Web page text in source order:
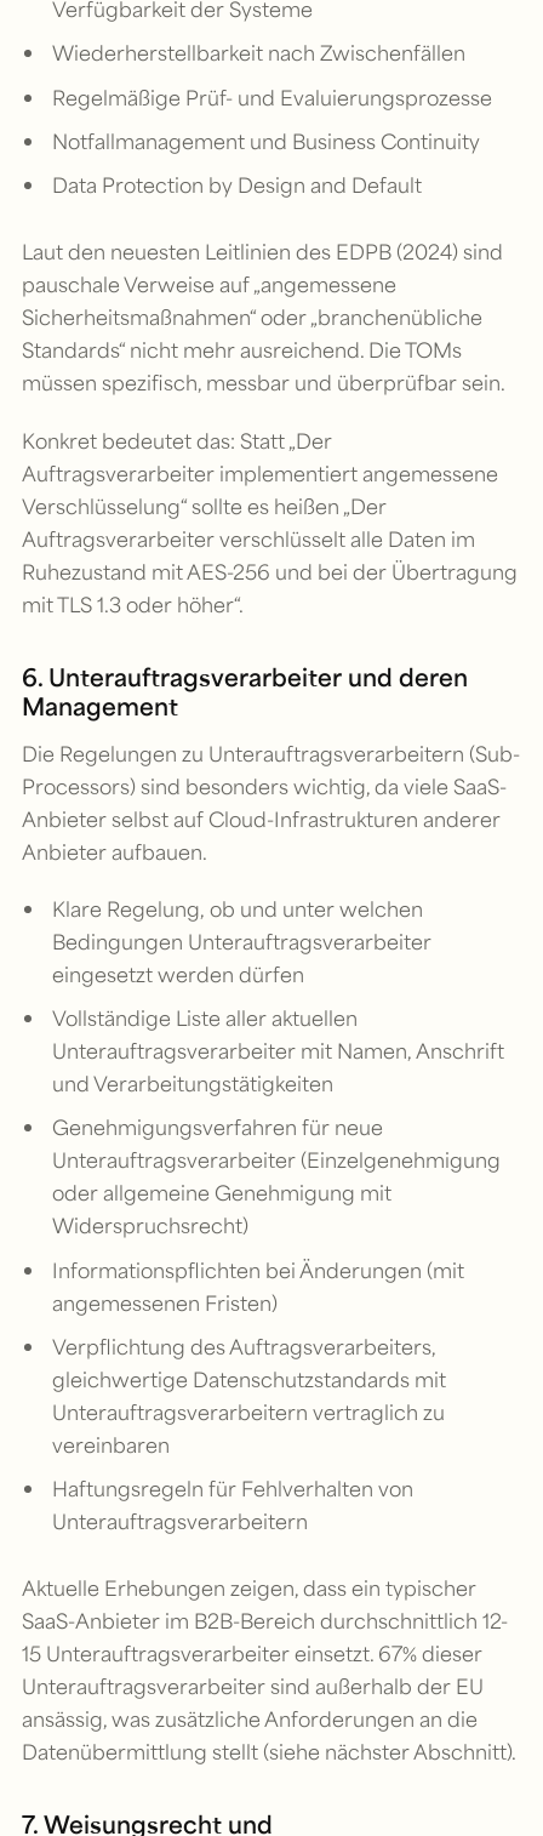
Verfügbarkeit der Systeme
Wiederherstellbarkeit nach Zwischenfällen
Regelmäßige Prüf- und Evaluierungsprozesse
Notfallmanagement und Business Continuity
Data Protection by Design and Default
Laut den neuesten Leitlinien des EDPB (2024) sind
pauschale Verweise auf „angemessene
Sicherheitsmaßnahmen“ oder „branchenübliche
Standards“ nicht mehr ausreichend. Die TOMs
müssen spezifisch, messbar und überprüfbar sein.
Konkret bedeutet das: Statt „Der
Auftragsverarbeiter implementiert angemessene
Verschlüsselung“ sollte es heißen „Der
Auftragsverarbeiter verschlüsselt alle Daten im
Ruhezustand mit AES-256 und bei der Übertragung
mit TLS 1.3 oder höher“.
6. Unterauftragsverarbeiter und deren
Management
Die Regelungen zu Unterauftragsverarbeitern (Sub-
Processors) sind besonders wichtig, da viele SaaS-
Anbieter selbst auf Cloud-Infrastrukturen anderer
Anbieter aufbauen.
Klare Regelung, ob und unter welchen
Bedingungen Unterauftragsverarbeiter
eingesetzt werden dürfen
Vollständige Liste aller aktuellen
Unterauftragsverarbeiter mit Namen, Anschrift
und Verarbeitungstätigkeiten
Genehmigungsverfahren für neue
Unterauftragsverarbeiter (Einzelgenehmigung
oder allgemeine Genehmigung mit
Widerspruchsrecht)
Informationspflichten bei Änderungen (mit
angemessenen Fristen)
Verpflichtung des Auftragsverarbeiters,
gleichwertige Datenschutzstandards mit
Unterauftragsverarbeitern vertraglich zu
vereinbaren
Haftungsregeln für Fehlverhalten von
Unterauftragsverarbeitern
Aktuelle Erhebungen zeigen, dass ein typischer
SaaS-Anbieter im B2B-Bereich durchschnittlich 12-
15 Unterauftragsverarbeiter einsetzt. 67% dieser
Unterauftragsverarbeiter sind außerhalb der EU
ansässig, was zusätzliche Anforderungen an die
Datenübermittlung stellt (siehe nächster Abschnitt).
7. Weisungsrecht und